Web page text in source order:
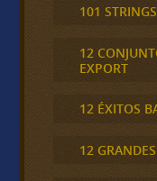
101
12
EXPORT
12 ÉXITOS
12